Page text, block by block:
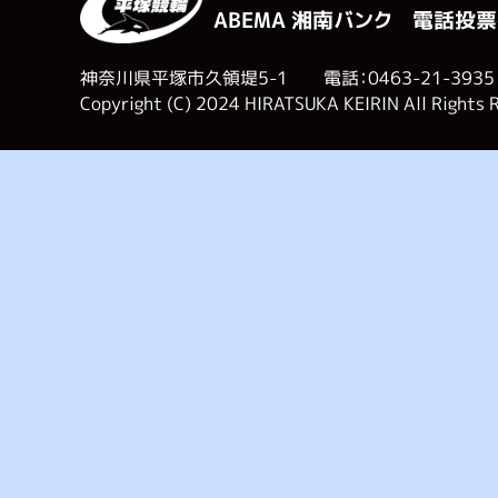
ABEMA 湘南バンク 電話投票
神奈川県平塚市久領堤5-1 電話：0463-21-3935
Copyright (C) 2024 HIRATSUKA KEIRIN All Rights